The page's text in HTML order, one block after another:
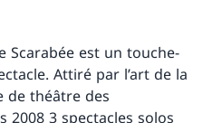
Scarabée est un touche-
Attiré par l’art de la
de théâtre des
2008 3 spectacles solos